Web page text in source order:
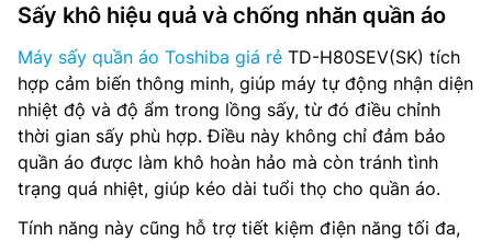
Sấy khô hiệu quả và chống nhăn quần áo
Máy sấy quần áo Toshiba giá rẻ TD-H80SEV(SK) tích
hợp cảm biến thông minh, giúp máy tự động nhận diện
nhiệt độ và độ ẩm trong lồng sấy, từ đó điều chỉnh
thời gian sấy phù hợp. Điều này không chỉ đảm bảo
quần áo được làm khô hoàn hảo mà còn tránh tình
trạng quá nhiệt, giúp kéo dài tuổi thọ cho quần áo.
Tính năng này cũng hỗ trợ tiết kiệm điện năng tối đa,